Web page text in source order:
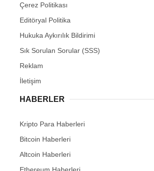
Çerez Politikası
Editöryal Politika
Hukuka Aykırılık Bildirimi
Sık Sorulan Sorular (SSS)
Reklam
İletişim
HABERLER
Kripto Para Haberleri
Bitcoin Haberleri
Altcoin Haberleri
Ethereum Haberleri